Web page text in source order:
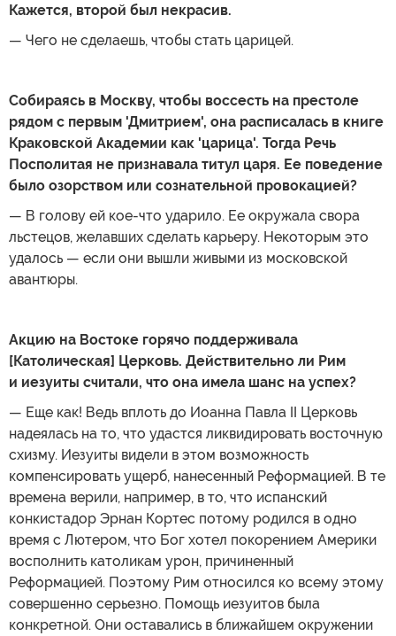
Кажется, второй был некрасив.
— Чего не сделаешь, чтобы стать царицей.
Собираясь в Москву, чтобы воссесть на престоле
рядом с первым 'Дмитрием', она расписалась в книге
Краковской Академии как 'царица'. Тогда Речь
Посполитая не признавала титул царя. Ее поведение
было озорством или сознательной провокацией?
— В голову ей кое-что ударило. Ее окружала свора
льстецов, желавших сделать карьеру. Некоторым это
удалось — если они вышли живыми из московской
авантюры.
Акцию на Востоке горячо поддерживала
[Католическая] Церковь. Действительно ли Рим
и иезуиты считали, что она имела шанс на успех?
— Еще как! Ведь вплоть до Иоанна Павла II Церковь
надеялась на то, что удастся ликвидировать восточную
схизму. Иезуиты видели в этом возможность
компенсировать ущерб, нанесенный Реформацией. В те
времена верили, например, в то, что испанский
конкистадор Эрнан Кортес потому родился в одно
время с Лютером, что Бог хотел покорением Америки
восполнить католикам урон, причиненный
Реформацией. Поэтому Рим относился ко всему этому
совершенно серьезно. Помощь иезуитов была
конкретной. Они оставались в ближайшем окружении